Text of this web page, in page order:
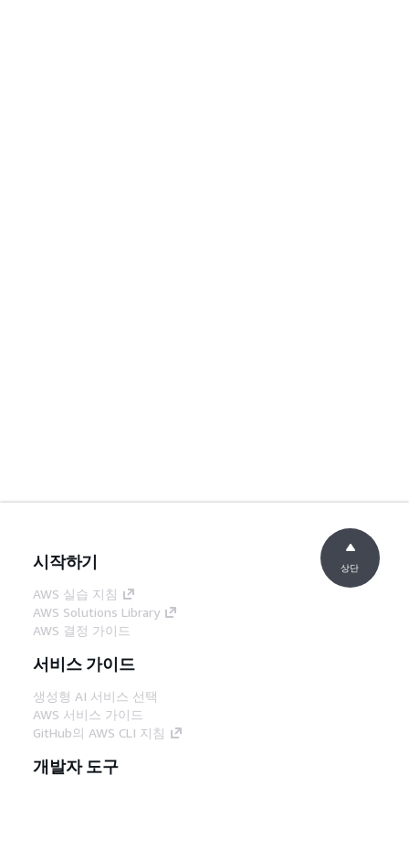
시작하기
AWS 실습 지침
AWS Solutions Library
AWS 결정 가이드
서비스 가이드
생성형 AI 서비스 선택
AWS 서비스 가이드
GitHub의 AWS CLI 지침
개발자 도구
상단